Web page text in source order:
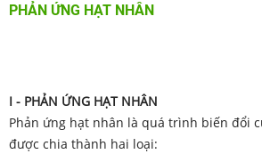
PHẢN ỨNG HẠT NHÂN
I - PHẢN ỨNG HẠT NHÂN
Phản ứng hạt nhân là quá trình biến đổi
được chia thành hai loại: